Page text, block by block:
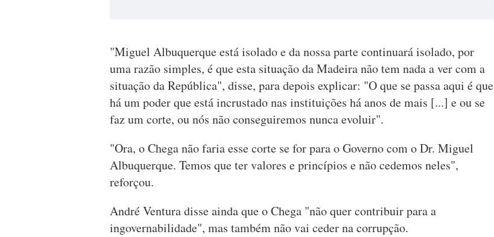
"Miguel Albuquerque está isolado e da nossa parte continuará isolado, por
uma razão simples, é que esta situação da Madeira não tem nada a ver com a
situação da República", disse, para depois explicar: "O que se passa aqui é que
há um poder que está incrustado nas instituições há anos de mais [...] e ou se
faz um corte, ou nós não conseguiremos nunca evoluir".
"Ora, o Chega não faria esse corte se for para o Governo com o Dr. Miguel
Albuquerque. Temos que ter valores e princípios e não cedemos neles",
reforçou.
André Ventura disse ainda que o Chega "não quer contribuir para a
ingovernabilidade", mas também não vai ceder na corrupção.